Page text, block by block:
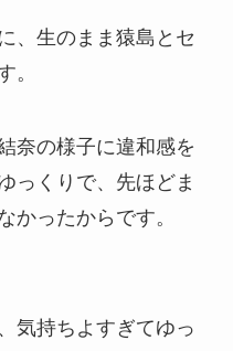
、生のまま猿島とセ
。
奈の様子に違和感を
っくりで、先ほどま
かったからです。
気持ちよすぎてゆっ